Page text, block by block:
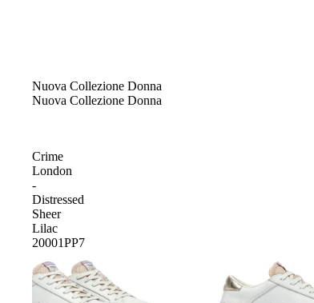
Nuova Collezione Donna
Nuova Collezione Donna
Crime
London
-
Distressed
Sheer
Lilac
20001PP7